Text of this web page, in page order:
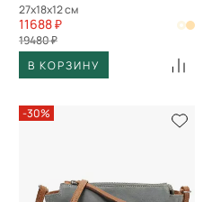
27x18x12 см
11688 ₽
19480 ₽
В КОРЗИНУ
-30%